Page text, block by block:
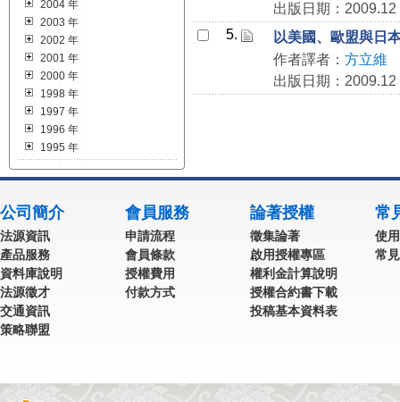
2004 年
2003 年
2002 年
2001 年
2000 年
1998 年
1997 年
1996 年
1995 年
出版日期：2009.12
5.
以美國、歐盟與日
作者譯者： 方立維
出版日期：2009.12
公司簡介
法源資訊
產品服務
資料庫說明
法源徵才
交通資訊
策略聯盟
會員服務
申請流程
會員條款
授權費用
付款方式
論著授權
徵集論著
啟用授權專區
權利金計算說明
授權合約書下載
投稿基本資料表
常
使
常